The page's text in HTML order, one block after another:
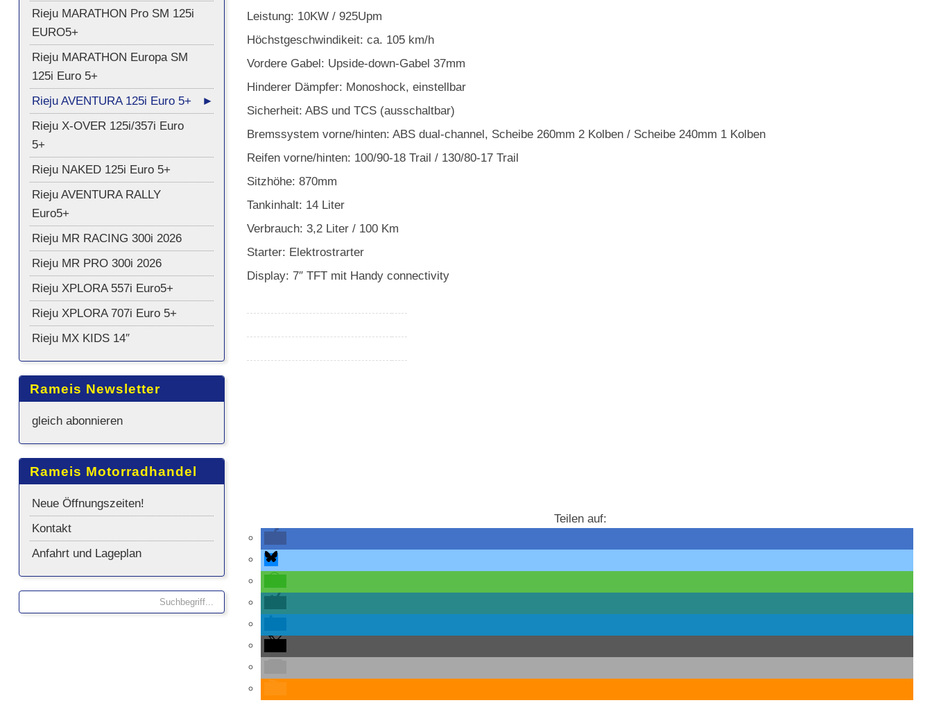
Leistung: 10KW / 925Upm
Höchstgeschwindikeit: ca. 105 km/h
Vordere Gabel: Upside-down-Gabel 37mm
Hinderer Dämpfer: Monoshock, einstellbar
Sicherheit: ABS und TCS (ausschaltbar)
Bremssystem vorne/hinten: ABS dual-channel, Scheibe 260mm 2 Kolben / Scheibe 240mm 1 Kolben
Reifen vorne/hinten: 100/90-18 Trail / 130/80-17 Trail
Sitzhöhe: 870mm
Tankinhalt: 14 Liter
Verbrauch: 3,2 Liter / 100 Km
Starter: Elektrostrarter
Display: 7″ TFT mit Handy connectivity
Teilen auf:
Rieju MARATHON Pro SM 125i
EURO5+
Rieju MARATHON Europa SM
125i Euro 5+
Rieju AVENTURA 125i Euro 5+
Rieju X-OVER 125i/357i Euro
5+
Rieju NAKED 125i Euro 5+
Rieju AVENTURA RALLY
Euro5+
Rieju MR RACING 300i 2026
Rieju MR PRO 300i 2026
Rieju XPLORA 557i Euro5+
Rieju XPLORA 707i Euro 5+
Rieju MX KIDS 14″
Rameis Newsletter
gleich abonnieren
Rameis Motorradhandel
Neue Öffnungszeiten!
Kontakt
Anfahrt und Lageplan